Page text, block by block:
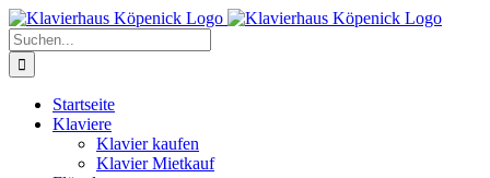
Zum
Inhalt
springen
Suche
nach:
Startseite
Klaviere
Klavier kaufen
Klavier Mietkauf